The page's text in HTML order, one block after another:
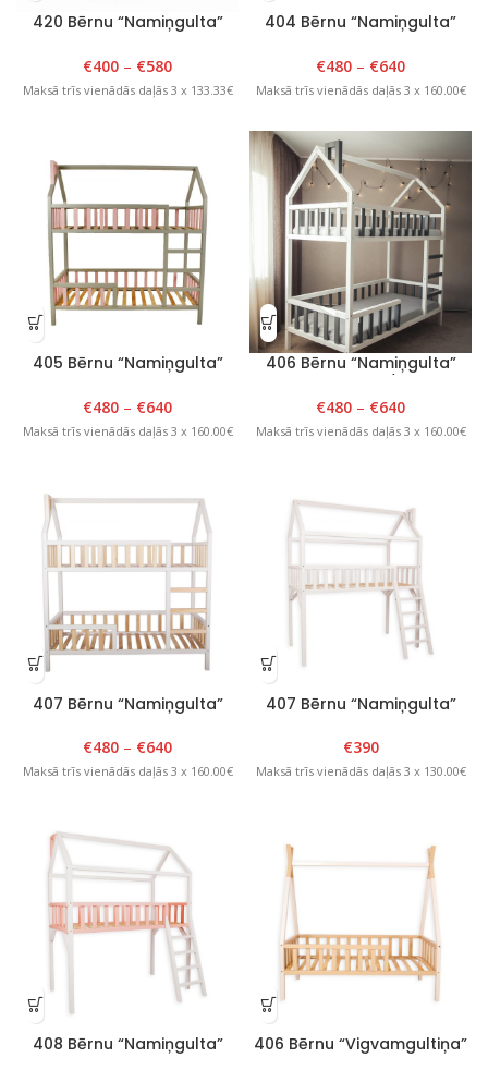
420 Bērnu “Namiņgulta”
Lakota
€400 – €580
Maksā trīs vienādās daļās 3 x 133.33€
404 Bērnu “Namiņgulta”
H204cm
€480 – €640
Maksā trīs vienādās daļās 3 x 160.00€
405 Bērnu “Namiņgulta”
H204cm Pelēks/Rozā
€480 – €640
Maksā trīs vienādās daļās 3 x 160.00€
406 Bērnu “Namiņgulta”
€480 – €640
Maksā trīs vienādās daļās 3 x 160.00€
407 Bērnu “Namiņgulta”
€480 – €640
Maksā trīs vienādās daļās 3 x 160.00€
407 Bērnu “Namiņgulta”
H210cm Balta
€390
Maksā trīs vienādās daļās 3 x 130.00€
408 Bērnu “Namiņgulta”
406 Bērnu “Vigvamgultiņa”